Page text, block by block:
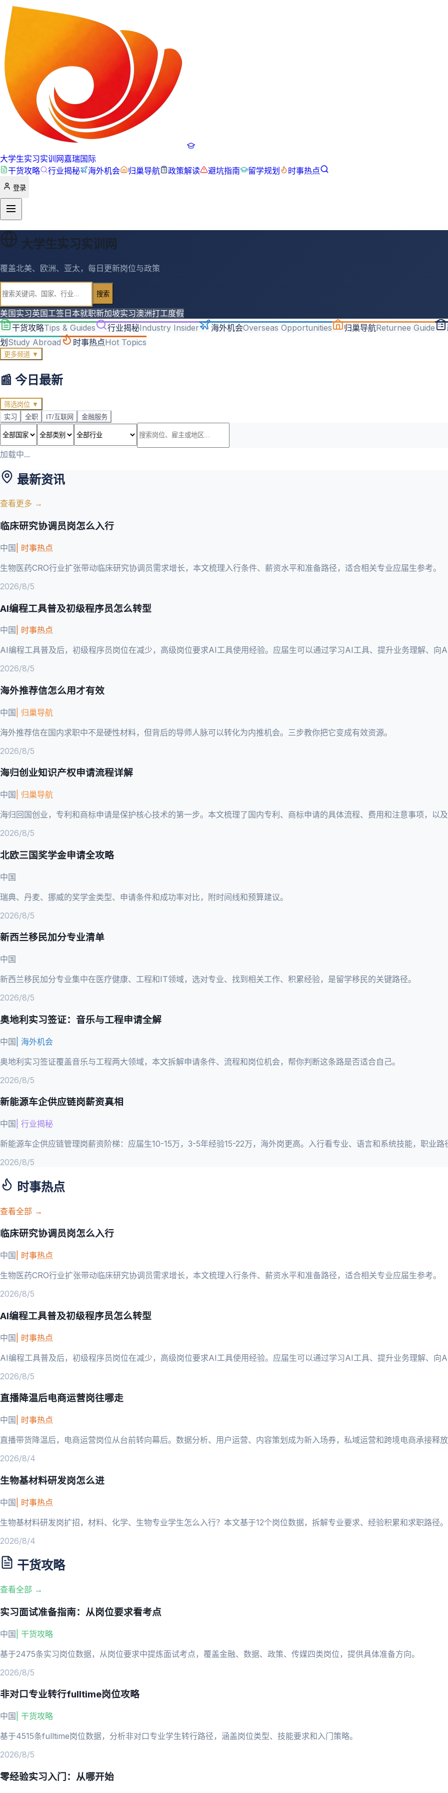
大学生实习实训网嘉瑞国际
干货攻略
行业揭秘 海外机会 归巢导航 政策解读 避坑指南 留学规划 时事热点
登录
大学生实习实训网
覆盖北美、欧洲、亚太，每日更新岗位与政策
搜索
美国实习英国工签日本就职新加坡实习澳洲打工度假
干货攻略Tips & Guides 行业揭秘Industry Insider 海外机会Overseas Opportunities 归巢导航Returnee Guide
划Study Abroad 时事热点Hot Topics
更多频道 ▼
📰 今日最新
筛选岗位 ▼
实习
全职 IT/互联网 金融服务
加载中...
最新资讯
查看更多 →
临床研究协调员岗怎么入行
中国 时事热点
生物医药CRO行业扩张带动临床研究协调员需求增长，本文梳理入行条件、薪资水平和准备路径，适合相关专业应届生参考。
2026/8/5
AI编程工具普及初级程序员怎么转型
中国
时事热点
AI编程工具普及后，初级程序员岗位在减少，高级岗位要求AI工具使用经验。应届生可以通过学习AI工具、提升业务理解、向
2026/8/5
海外推荐信怎么用才有效
中国 归巢导航
海外推荐信在国内求职中不是硬性材料，但背后的导师人脉可以转化为内推机会。三步教你把它变成有效资源。
2026/8/5
海归创业知识产权申请流程详解
中国
归巢导航
海归回国创业，专利和商标申请是保护核心技术的第一步。本文梳理了国内专利、商标申请的具体流程、费用和注意事项，以
2026/8/5
北欧三国奖学金申请全攻略
中国
瑞典、丹麦、挪威的奖学金类型、申请条件和成功率对比，附时间线和预算建议。
2026/8/5
新西兰移民加分专业清单
中国
新西兰移民加分专业集中在医疗健康、工程和IT领域，选对专业、找到相关工作、积累经验，是留学移民的关键路径。
2026/8/5
奥地利实习签证：音乐与工程申请全解
中国 海外机会
奥地利实习签证覆盖音乐与工程两大领域，本文拆解申请条件、流程和岗位机会，帮你判断这条路是否适合自己。
2026/8/5
新能源车企供应链岗薪资真相
中国 行业揭秘
新能源车企供应链管理岗薪资阶梯：应届生10-15万，3-5年经验15-22万，海外岗更高。入行看专业、语言和系统技能，职业路
2026/8/5
时事热点
查看全部 →
临床研究协调员岗怎么入行
中国
时事热点
生物医药CRO行业扩张带动临床研究协调员需求增长，本文梳理入行条件、薪资水平和准备路径，适合相关专业应届生参考。
2026/8/5
AI编程工具普及初级程序员怎么转型
中国 时事热点
AI编程工具普及后，初级程序员岗位在减少，高级岗位要求AI工具使用经验。应届生可以通过学习AI工具、提升业务理解、向
2026/8/5
直播降温后电商运营岗往哪走
中国
时事热点
直播带货降温后，电商运营岗位从台前转向幕后。数据分析、用户运营、内容策划成为新入场券，私域运营和跨境电商承接释放
2026/8/4
生物基材料研发岗怎么进
中国 时事热点
生物基材料研发岗扩招，材料、化学、生物专业学生怎么入行？本文基于12个岗位数据，拆解专业要求、经验积累和求职路径。
2026/8/4
干货攻略
查看全部 →
实习面试准备指南：从岗位要求看考点
中国 干货攻略
基于2475条实习岗位数据，从岗位要求中提炼面试考点，覆盖金融、数据、政策、传媒四类岗位，提供具体准备方向。
2026/8/5
非对口专业转行fulltime岗位攻略
中国 干货攻略
基于4515条fulltime岗位数据，分析非对口专业学生转行路径，涵盖岗位类型、技能要求和入门策略。
2026/8/5
零经验实习入门：从哪开始